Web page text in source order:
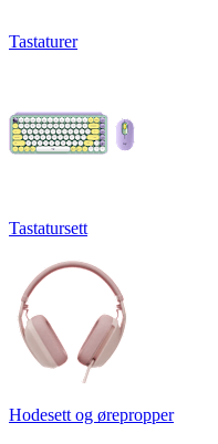
Tastaturer
Tastatursett
Hodesett og ørepropper